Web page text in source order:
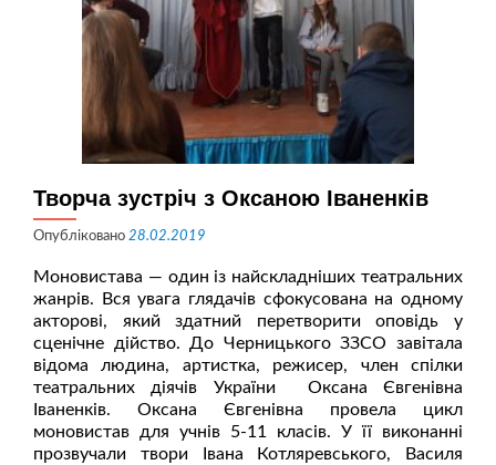
Творча зустріч з Оксаною Іваненків
Опубліковано 28.02.2019
Моновистава — один із найскладніших театральних
жанрів. Вся увага глядачів сфокусована на одному
акторові, який здатний перетворити оповідь у
сценічне дійство. До Черницького ЗЗСО завітала
відома людина, артистка, режисер, член спілки
театральних діячів України Оксана Євгенівна
Іваненків. Оксана Євгенівна провела цикл
моновистав для учнів 5-11 класів. У її виконанні
прозвучали твори Івана Котляревського, Василя